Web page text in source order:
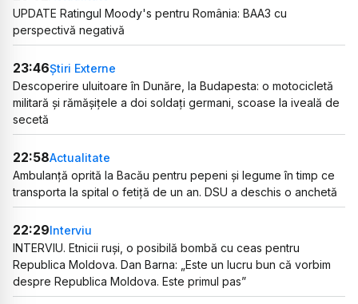
UPDATE Ratingul Moody's pentru România: BAA3 cu
perspectivă negativă
23:46Știri Externe
Descoperire uluitoare în Dunăre, la Budapesta: o motocicletă
militară și rămășițele a doi soldați germani, scoase la iveală de
secetă
22:58Actualitate
Ambulanță oprită la Bacău pentru pepeni și legume în timp ce
transporta la spital o fetiță de un an. DSU a deschis o anchetă
22:29Interviu
INTERVIU. Etnicii ruși, o posibilă bombă cu ceas pentru
Republica Moldova. Dan Barna: „Este un lucru bun că vorbim
despre Republica Moldova. Este primul pas”